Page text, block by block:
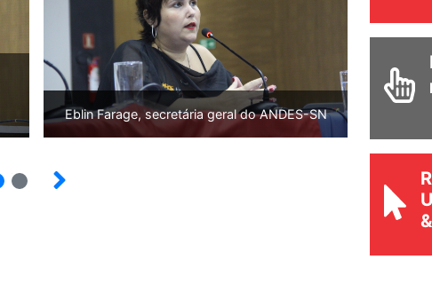
Eblin Farage, secretária geral do ANDES-SN